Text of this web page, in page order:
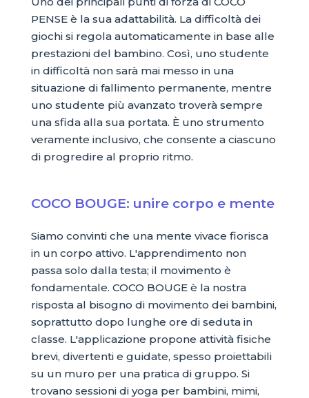
PENSE è la sua adattabilità. La difficoltà dei
giochi si regola automaticamente in base alle
prestazioni del bambino. Così, uno studente
in difficoltà non sarà mai messo in una
situazione di fallimento permanente, mentre
uno studente più avanzato troverà sempre
una sfida alla sua portata. È uno strumento
veramente inclusivo, che consente a ciascuno
di progredire al proprio ritmo.
COCO BOUGE: unire corpo e mente
Siamo convinti che una mente vivace fiorisca
in un corpo attivo. L'apprendimento non
passa solo dalla testa; il movimento è
fondamentale. COCO BOUGE è la nostra
risposta al bisogno di movimento dei bambini,
soprattutto dopo lunghe ore di seduta in
classe. L'applicazione propone attività fisiche
brevi, divertenti e guidate, spesso proiettabili
su un muro per una pratica di gruppo. Si
trovano sessioni di yoga per bambini, mimi,